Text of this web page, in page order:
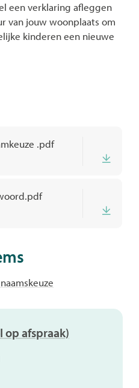
een verklaring afleggen
van jouw woonplaats om
kinderen een nieuwe
.pdf
op afspraak)